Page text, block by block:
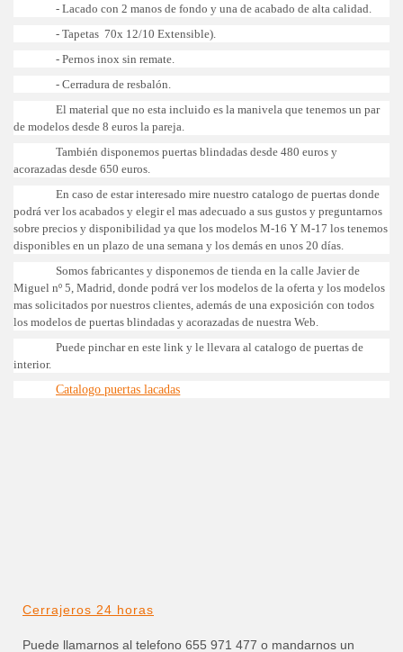
- Lacado con 2 manos de fondo y una de acabado de alta calidad.
- Tapetas 70x 12/10 Extensible).
- Pernos inox sin remate.
- Cerradura de resbalón.
El material que no esta incluido es la manivela que tenemos un par
de modelos desde 8 euros la pareja.
También disponemos puertas blindadas desde 480 euros y
acorazadas desde 650 euros.
En caso de estar interesado mire nuestro catalogo de puertas donde
podrá ver los acabados y elegir el mas adecuado a sus gustos y preguntarnos
sobre precios y disponibilidad ya que los modelos M-16 Y M-17 los tenemos
disponibles en un plazo de una semana y los demás en unos 20 días.
Somos fabricantes y disponemos de tienda en la calle Javier de
Miguel nº 5, Madrid, donde podrá ver los modelos de la oferta y los modelos
mas solicitados por nuestros clientes, además de una exposición con todos
los modelos de puertas blindadas y acorazadas de nuestra Web.
Puede pinchar en este link y le llevara al catalogo de puertas de
interior.
Catalogo puertas lacadas
Cerrajeros 24 horas
Puede llamarnos al telefono 655 971 477 o mandarnos un